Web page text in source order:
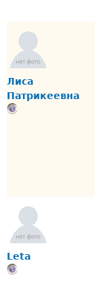
Лиса
Патрикеевна
Leta